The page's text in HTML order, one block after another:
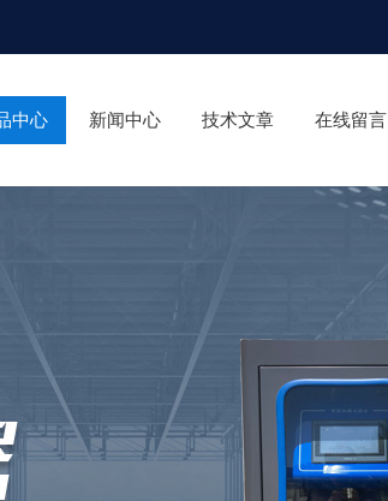
中心 新闻中心 技术文章 在线留言